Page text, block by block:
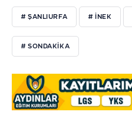
# ŞANLIURFA # İNEK
# SONDAKİKA